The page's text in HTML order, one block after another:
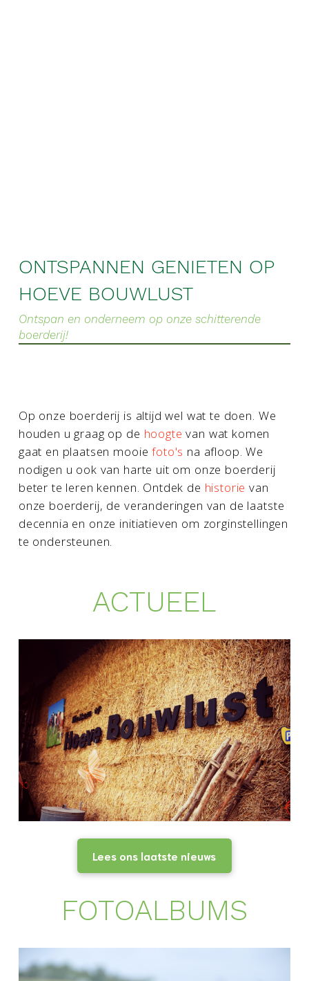
ONTSPANNEN GENIETEN OP
HOEVE BOUWLUST
Ontspan en onderneem op onze schitterende
boerderij!
Op onze boerderij is altijd wel wat te doen. We
houden u graag op de hoogte van wat komen
gaat en plaatsen mooiefoto's na afloop. We
nodigen u ook van harte uit om onze boerderij
beter te leren kennen. Ontdek de historie van
onze boerderij, de veranderingen van de laatste
decennia en onze initiatieven om zorginstellingen
te ondersteunen.
ACTUEEL
Lees ons laatste nieuws
FOTOALBUMS